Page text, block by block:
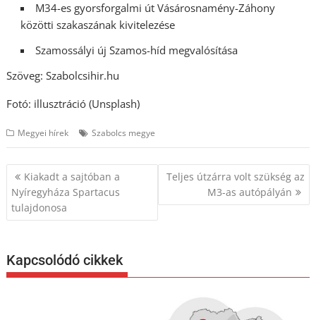
M34-es gyorsforgalmi út Vásárosnamény-Záhony
közötti szakaszának kivitelezése
Szamossályi új Szamos-híd megvalósítása
Szöveg: Szabolcsihir.hu
Fotó: illusztráció (Unsplash)
Megyei hírek Szabolcs megye
Bejegyzés
navigáció
Kiakadt a sajtóban a
Nyíregyháza Spartacus
tulajdonosa
Teljes útzárra volt szükség az
M3-as autópályán
Kapcsolódó cikkek